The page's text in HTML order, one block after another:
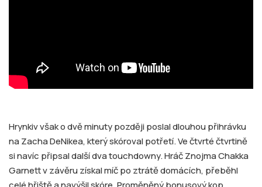
Hrynkiv však o dvě minuty později poslal dlouhou přihrávku
na Zacha DeNikea, který skóroval potřetí. Ve čtvrté čtvrtině
si navíc připsal další dva touchdowny. Hráč Znojma Chakka
Garnett v závěru získal míč po ztrátě domácích, přeběhl